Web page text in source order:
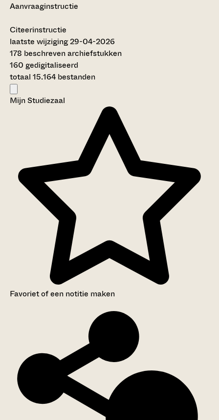
Aanvraaginstructie
Citeerinstructie
laatste wijziging 29-04-2026
178 beschreven archiefstukken
160 gedigitaliseerd
totaal 15.164 bestanden
Mijn Studiezaal
Favoriet of een notitie maken